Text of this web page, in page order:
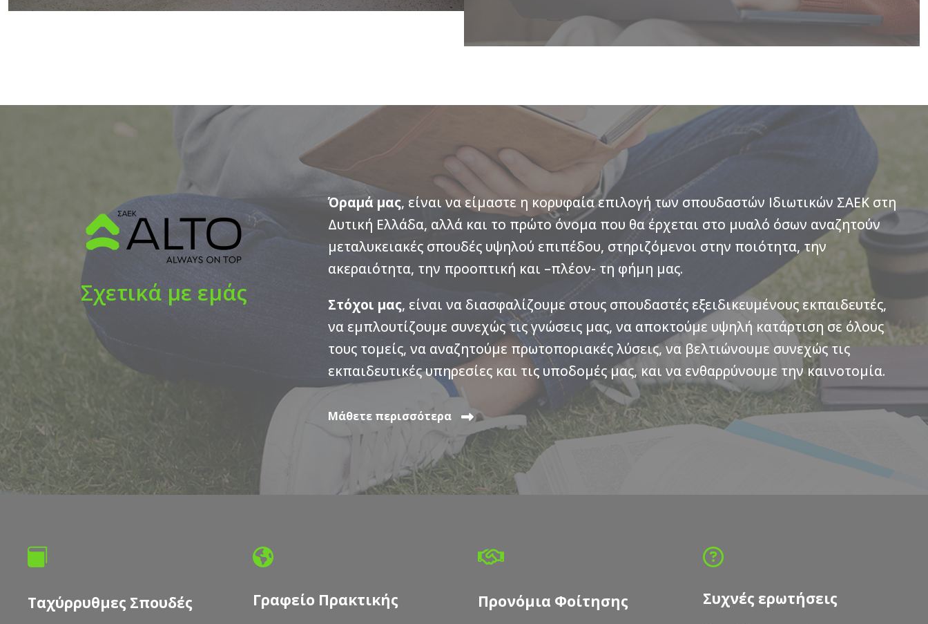
Σχετικά με εμάς
Όραμά μας, είναι να είμαστε η κορυφαία επιλογή των σπουδαστών Ιδιωτικών ΣΑΕΚ στη
Δυτική Ελλάδα, αλλά και το πρώτο όνομα που θα έρχεται στο μυαλό όσων αναζητούν
μεταλυκειακές σπουδές υψηλού επιπέδου, στηριζόμενοι στην ποιότητα, την
ακεραιότητα, την προοπτική και –πλέον- τη φήμη μας.
Στόχοι μας, είναι να διασφαλίζουμε στους σπουδαστές εξειδικευμένους εκπαιδευτές,
να εμπλουτίζουμε συνεχώς τις γνώσεις μας, να αποκτούμε υψηλή κατάρτιση σε όλους
τους τομείς, να αναζητούμε πρωτοποριακές λύσεις, να βελτιώνουμε συνεχώς τις
εκπαιδευτικές υπηρεσίες και τις υποδομές μας, και να ενθαρρύνουμε την καινοτομία.
Μάθετε περισσότερα
Ταχύρρυθμες Σπουδές Γραφείο Πρακτικής Προνόμια Φοίτησης Συχνές ερωτήσεις